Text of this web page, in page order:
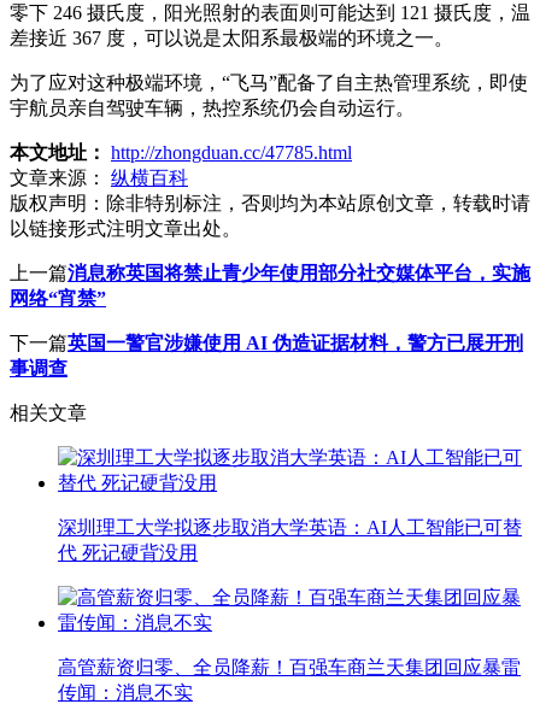
零下 246 摄氏度，阳光照射的表面则可能达到 121 摄氏度，温
差接近 367 度，可以说是太阳系最极端的环境之一。
为了应对这种极端环境，“飞马”配备了自主热管理系统，即使
宇航员亲自驾驶车辆，热控系统仍会自动运行。
本文地址： http://zhongduan.cc/47785.html
文章来源：
纵横百科
版权声明： 除非特别标注，否则均为本站原创文章，转载时请
以链接形式注明文章出处。
上一篇消息称英国将禁止青少年使用部分社交媒体平台，实施
网络“宵禁”
下一篇英国一警官涉嫌使用 AI 伪造证据材料，警方已展开刑
事调查
相关文章
深圳理工大学拟逐步取消大学英语：AI人工智能已可替
代 死记硬背没用
高管薪资归零、全员降薪！百强车商兰天集团回应暴雷
传闻：消息不实